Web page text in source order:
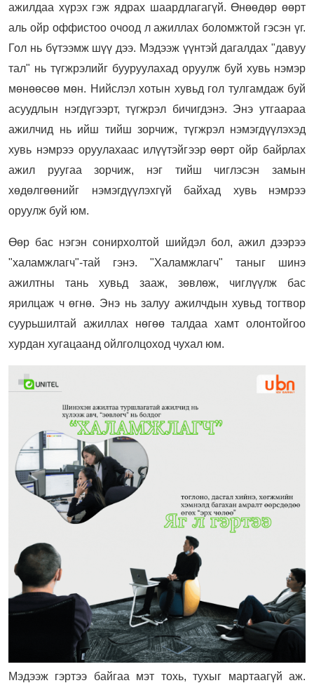
ажилдаа хүрэх гэж ядрах шаардлагагүй. Өнөөдөр өөрт
аль ойр оффистоо очоод л ажиллах боломжтой гэсэн үг.
Гол нь бүтээмж шүү дээ. Мэдээж үүнтэй дагалдах "давуу
тал" нь түгжрэлийг бууруулахад оруулж буй хувь нэмэр
мөнөөсөө мөн. Нийслэл хотын хувьд гол тулгамдаж буй
асуудлын нэгдүгээрт, түгжрэл бичигдэнэ. Энэ утгаараа
ажилчид нь ийш тийш зорчиж, түгжрэл нэмэгдүүлэхэд
хувь нэмрээ оруулахаас илүүтэйгээр өөрт ойр байрлах
ажил руугаа зорчиж, нэг тийш чиглэсэн замын
хөдөлгөөнийг нэмэгдүүлэхгүй байхад хувь нэмрээ
оруулж буй юм.
Өөр бас нэгэн сонирхолтой шийдэл бол, ажил дээрээ
"халамжлагч"-тай гэнэ. "Халамжлагч" таныг шинэ
ажилтны тань хувьд зааж, зөвлөж, чиглүүлж бас
ярилцаж ч өгнө. Энэ нь залуу ажилчдын хувьд тогтвор
суурьшилтай ажиллах нөгөө талдаа хамт олонтойгоо
хурдан хугацаанд ойлголцоход чухал юм.
Мэдээж гэртээ байгаа мэт тохь, тухыг мартаагүй аж.